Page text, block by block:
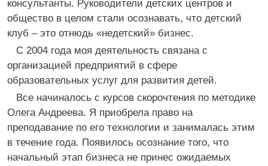
консультанты. Руководители детских центров и
общество в целом стали осознавать, что детский
клуб – это отнюдь «недетский» бизнес.
С 2004 года моя деятельность связана с
организацией предприятий в сфере
образовательных услуг для развития детей.
Все начиналось с курсов скорочтения по методике
Олега Андреева. Я приобрела право на
преподавание по его технологии и занималась этим
в течение года. Появилось осознание того, что
начальный этап бизнеса не принес ожидаемых